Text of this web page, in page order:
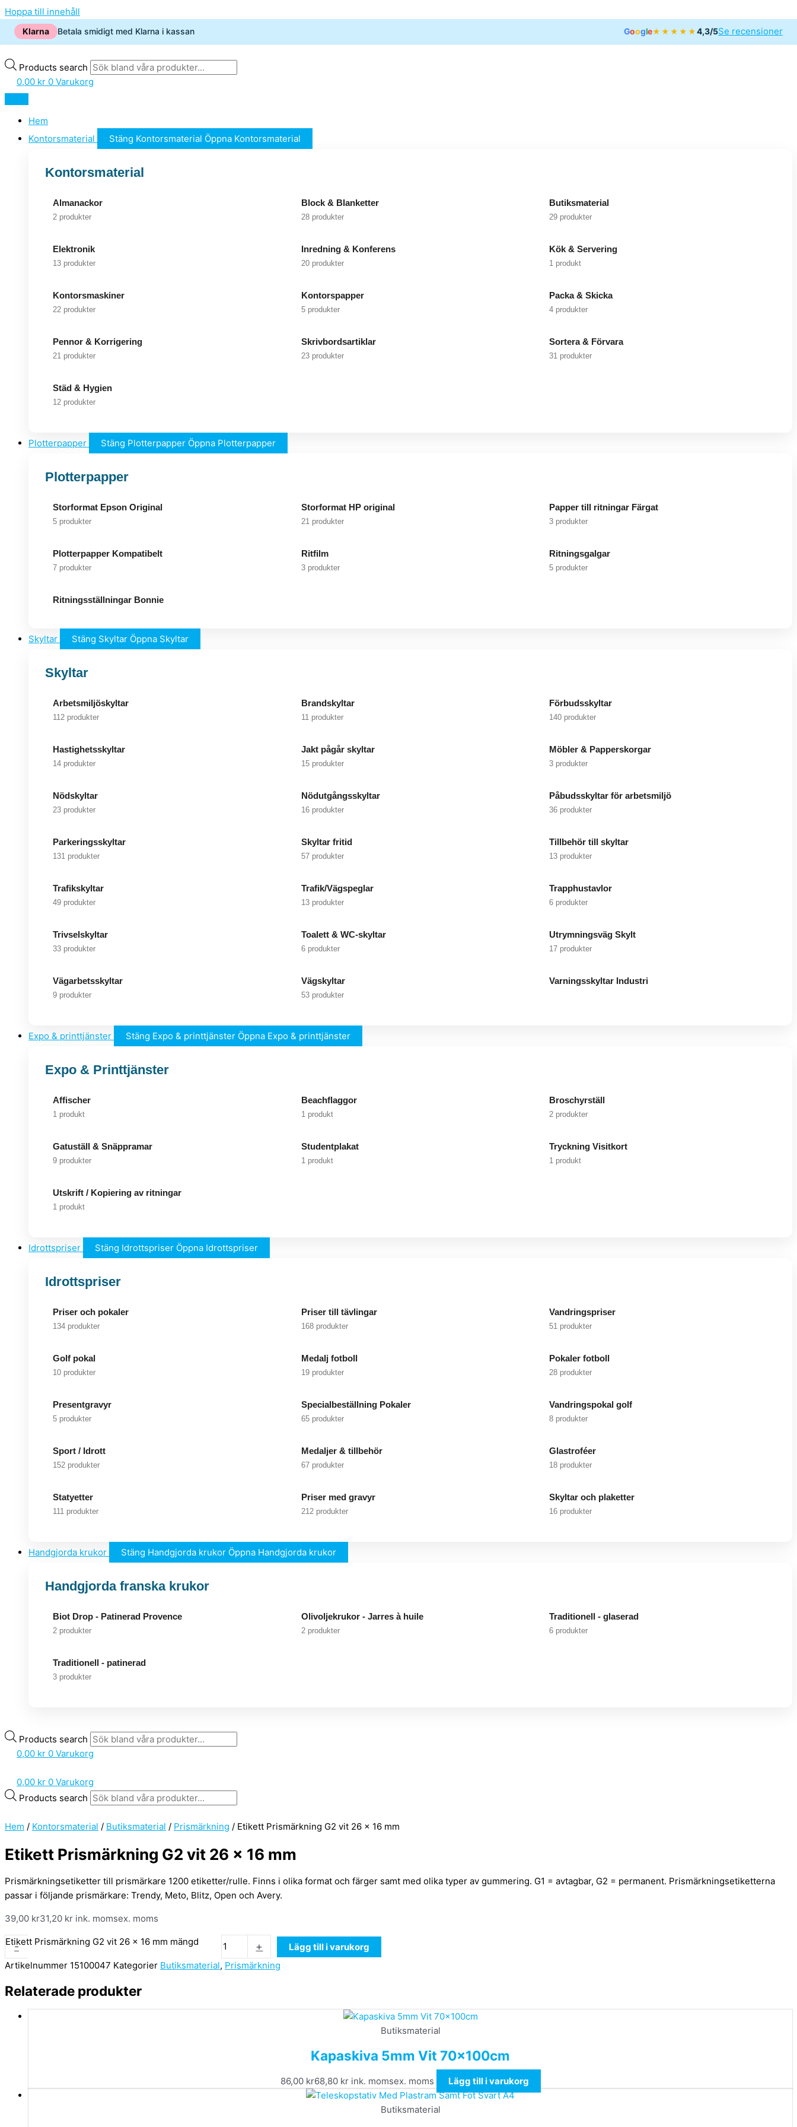
Hoppa till innehåll
Klarna Betala smidigt med Klarna i kassan Google★★★★★4,3/5Se recensioner
Products search
0,00 kr 0 Varukorg
Hem
Kontorsmaterial
Stäng Kontorsmaterial Öppna Kontorsmaterial
Kontorsmaterial
Almanackor
2 produkter
Block & Blanketter
28 produkter
Butiksmaterial
29 produkter
Elektronik
13 produkter
Inredning & Konferens
20 produkter
Kök & Servering
1 produkt
Kontorsmaskiner
22 produkter
Kontorspapper
5 produkter
Packa & Skicka
4 produkter
Pennor & Korrigering
21 produkter
Skrivbordsartiklar
23 produkter
Sortera & Förvara
31 produkter
Städ & Hygien
12 produkter
Plotterpapper Stäng Plotterpapper Öppna Plotterpapper
Plotterpapper
Storformat Epson Original
5 produkter
Storformat HP original
21 produkter
Papper till ritningar Färgat
3 produkter
Plotterpapper Kompatibelt
7 produkter
Ritfilm
3 produkter
Ritningsgalgar
5 produkter
Ritningsställningar Bonnie
Skyltar Stäng Skyltar Öppna Skyltar
Skyltar
Arbetsmiljöskyltar
112 produkter
Brandskyltar
11 produkter
Förbudsskyltar
140 produkter
Hastighetsskyltar
14 produkter
Jakt pågår skyltar
15 produkter
Möbler & Papperskorgar
3 produkter
Nödskyltar
23 produkter
Nödutgångsskyltar
16 produkter
Påbudsskyltar för arbetsmiljö
36 produkter
Parkeringsskyltar
131 produkter
Skyltar fritid
57 produkter
Tillbehör till skyltar
13 produkter
Trafikskyltar
49 produkter
Trafik/Vägspeglar
13 produkter
Trapphustavlor
6 produkter
Trivselskyltar
33 produkter
Toalett & WC-skyltar
6 produkter
Utrymningsväg Skylt
17 produkter
Vägarbetsskyltar
9 produkter
Vägskyltar
53 produkter
Varningsskyltar Industri
Expo & printtjänster Stäng Expo & printtjänster Öppna Expo & printtjänster
Expo & Printtjänster
Affischer
1 produkt
Beachflaggor
1 produkt
Broschyrställ
2 produkter
Gatuställ & Snäppramar
9 produkter
Studentplakat
1 produkt
Tryckning Visitkort
1 produkt
Utskrift / Kopiering av ritningar
1 produkt
Idrottspriser Stäng Idrottspriser Öppna Idrottspriser
Idrottspriser
Priser och pokaler
134 produkter
Priser till tävlingar
168 produkter
Vandringspriser
51 produkter
Golf pokal
10 produkter
Medalj fotboll
19 produkter
Pokaler fotboll
28 produkter
Presentgravyr
5 produkter
Specialbeställning Pokaler
65 produkter
Vandringspokal golf
8 produkter
Sport / Idrott
152 produkter
Medaljer & tillbehör
67 produkter
Glastroféer
18 produkter
Statyetter
111 produkter
Priser med gravyr
212 produkter
Skyltar och plaketter
16 produkter
Handgjorda krukor Stäng Handgjorda krukor Öppna Handgjorda krukor
Handgjorda franska krukor
Biot Drop - Patinerad Provence
2 produkter
Olivoljekrukor - Jarres à huile
2 produkter
Traditionell - glaserad
6 produkter
Traditionell - patinerad
3 produkter
Products search
0,00 kr 0 Varukorg
0,00 kr 0 Varukorg
Products search
Hem / Kontorsmaterial / Butiksmaterial / Prismärkning / Etikett Prismärkning G2 vit 26 x 16 mm
Etikett Prismärkning G2 vit 26 x 16 mm
Prismärkningsetiketter till prismärkare 1200 etiketter/rulle. Finns i olika format och färger samt med olika typer av gummering. G1 = avtagbar, G2 = permanent. Prismärkningsetiketterna
passar i följande prismärkare: Trendy, Meto, Blitz, Open och Avery.
39,00 kr31,20 kr ink. momsex. moms
-
Etikett Prismärkning G2 vit 26 x 16 mm mängd +
Lägg till i varukorg
Artikelnummer 15100047 Kategorier Butiksmaterial, Prismärkning
Relaterade produkter
Butiksmaterial
Kapaskiva 5mm Vit 70x100cm
86,00 kr68,80 kr ink. momsex. moms Lägg till i varukorg
Butiksmaterial